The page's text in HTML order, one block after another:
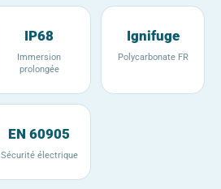
IP68
Immersion
prolongée
Ignifuge
Polycarbonate FR
EN 60905
Sécurité électrique